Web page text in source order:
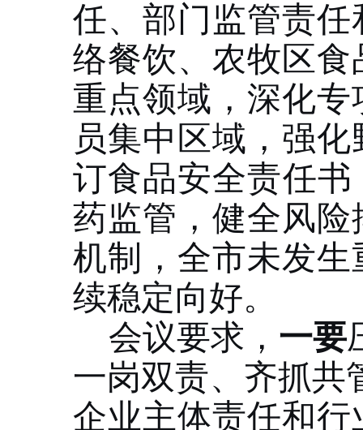
任、部门监管责
络餐饮、农牧区
重点领域，深化
员集中区域，强
订食品安全责任
药监管，健全风
机制，全市未发
续稳定向好。
会议要求， 一要
一岗双责、齐抓共
企业主体责任和